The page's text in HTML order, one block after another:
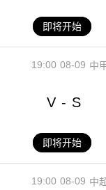
即将开始
08-09
19:00 中
V - S
即将开始
08-09
19:00 中